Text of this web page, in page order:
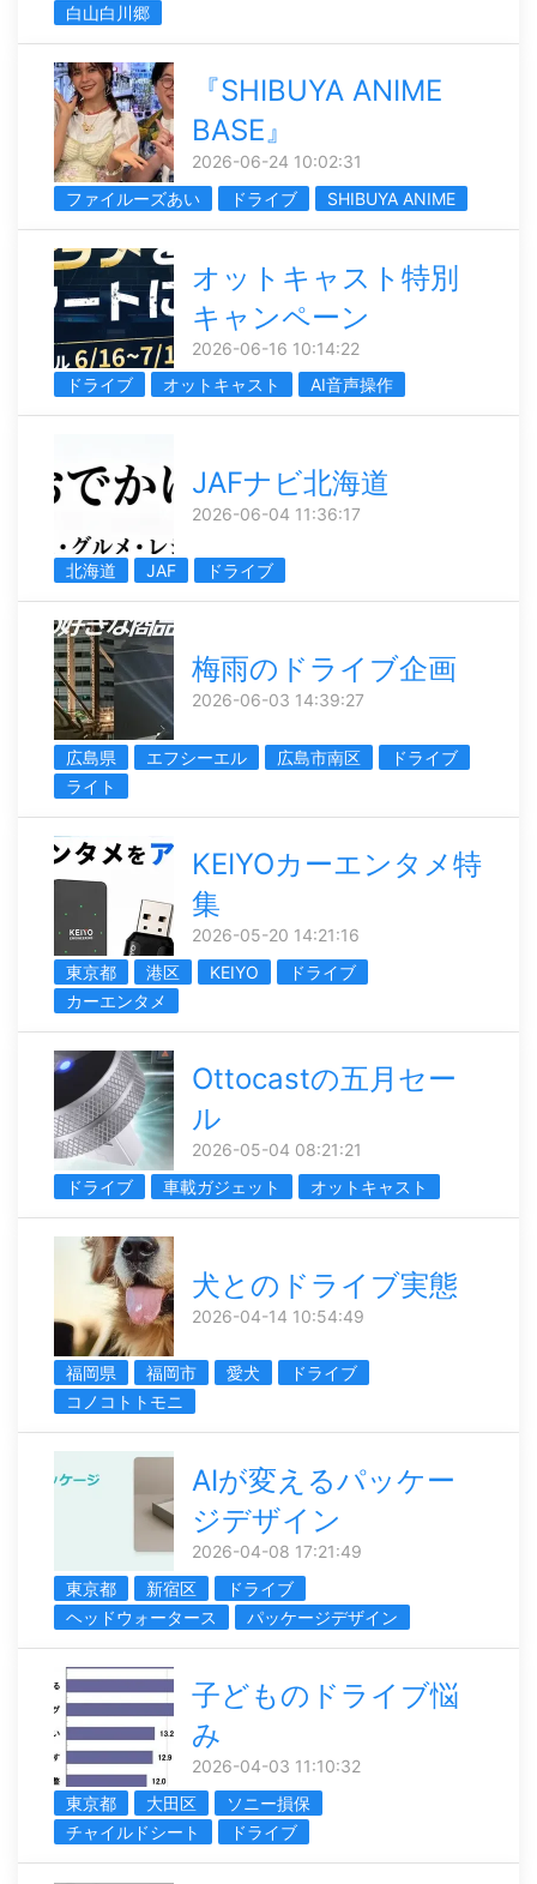
白山白川郷
『SHIBUYA ANIME
BASE』
2026-06-24 10:02:31
ファイルーズあい
ドライブ SHIBUYA ANIME
オットキャスト特別
キャンペーン
2026-06-16 10:14:22
ドライブ
オットキャスト AI音声操作
JAFナビ北海道
2026-06-04 11:36:17
北海道 JAF ドライブ
梅雨のドライブ企画
2026-06-03 14:39:27
広島県 エフシーエル 広島市南区
ドライブ
ライト
KEIYOカーエンタメ特
集
2026-05-20 14:21:16
東京都
港区 KEIYO
ドライブ
カーエンタメ
Ottocastの五月セー
ル
2026-05-04 08:21:21
ドライブ
車載ガジェット オットキャスト
犬とのドライブ実態
2026-04-14 10:54:49
福岡県 福岡市 愛犬
ドライブ
コノコトトモニ
AIが変えるパッケー
ジデザイン
2026-04-08 17:21:49
東京都
新宿区
ドライブ
ヘッドウォータース
パッケージデザイン
子どものドライブ悩
み
2026-04-03 11:10:32
東京都
大田区
ソニー損保
チャイルドシート
ドライブ